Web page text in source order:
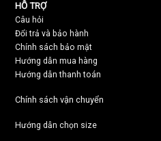
HỖ TRỢ
Câu hỏi
Đổi trả và bảo hành
Chính sách bảo mật
Hướng dẫn mua hàng
Hướng dẫn thanh toán
Chính sách vận chuyển
Hướng dẫn chọn size